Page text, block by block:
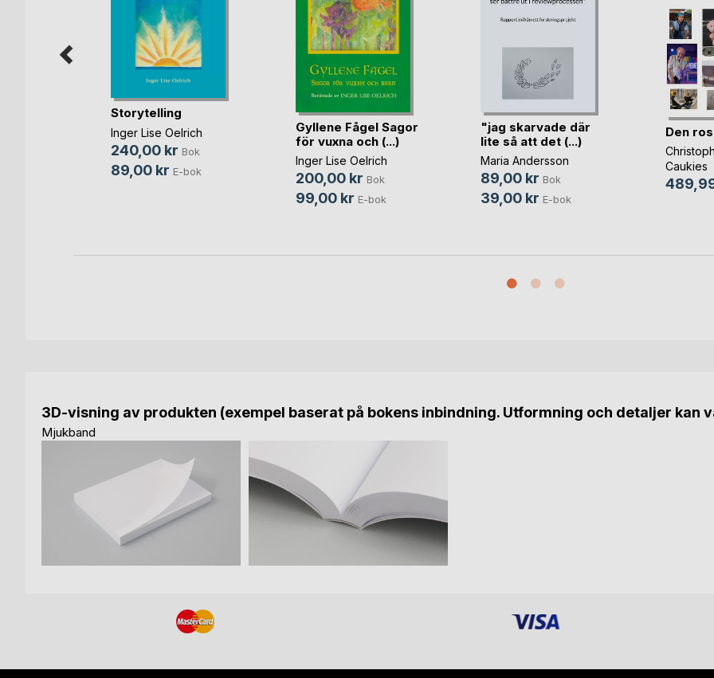
Storytelling
Inger Lise Oelrich
240,00 kr Bok
89,00 kr E-bok
Gyllene Fågel Sagor
för vuxna och (...)
Inger Lise Oelrich
200,00 kr Bok
99,00 kr E-bok
"jag skarvade där
lite så att det (...)
Maria Andersson
89,00 kr Bok
39,00 kr E-bok
Den
Caukies
3D-visning av produkten (exempel baserat på bokens inbindning. Utformning och detaljer kan
Mjukband